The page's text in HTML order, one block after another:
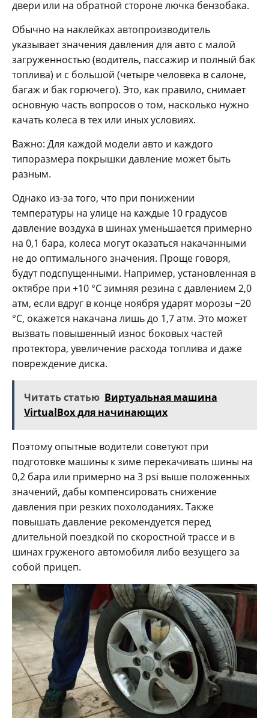
двери или на обратной стороне лючка бензобака.
Обычно на наклейках автопроизводитель
указывает значения давления для авто с малой
загруженностью (водитель, пассажир и полный бак
топлива) и с большой (четыре человека в салоне,
багаж и бак горючего). Это, как правило, снимает
основную часть вопросов о том, насколько нужно
качать колеса в тех или иных условиях.
Важно: Для каждой модели авто и каждого
типоразмера покрышки давление может быть
разным.
Однако из-за того, что при понижении
температуры на улице на каждые 10 градусов
давление воздуха в шинах уменьшается примерно
на 0,1 бара, колеса могут оказаться накачанными
не до оптимального значения. Проще говоря,
будут подспущенными. Например, установленная в
октябре при +10 °С зимняя резина с давлением 2,0
атм, если вдруг в конце ноября ударят морозы −20
°С, окажется накачана лишь до 1,7 атм. Это может
вызвать повышенный износ боковых частей
протектора, увеличение расхода топлива и даже
повреждение диска.
Читать статью Виртуальная машина
VirtualBox для начинающих
Поэтому опытные водители советуют при
подготовке машины к зиме перекачивать шины на
0,2 бара или примерно на 3 psi выше положенных
значений, дабы компенсировать снижение
давления при резких похолоданиях. Также
повышать давление рекомендуется перед
длительной поездкой по скоростной трассе и в
шинах груженого автомобиля либо везущего за
собой прицеп.